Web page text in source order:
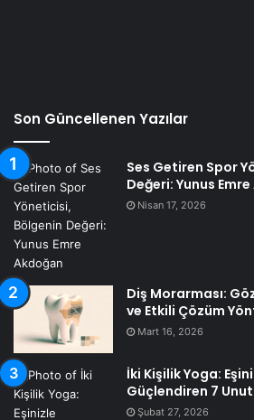
Son Güncellenen Yazılar
Ses Getiren Spor
Değeri: Yunus
Nisan 17, 2026
Diş Morarması:
ve Etkili Çözüm
Mart 16, 2026
İki Kişilik Yoga:
Güçlendiren 7
Şubat 27, 2026